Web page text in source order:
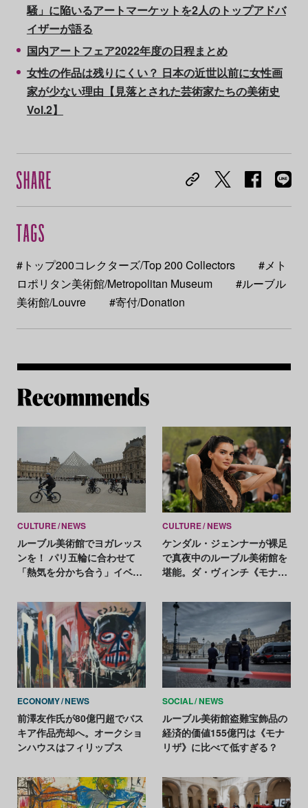
騒」に陥いるアートマーケットを2人のトップアドバ
イザーが語る
国内アートフェア2022年度の日程まとめ
女性の作品は残りにくい？ 日本の近世以前に女性画
家が少ない理由【見落とされた芸術家たちの美術史
Vol.2】
#トップ200コレクターズ/Top 200 Collectors
#メト
ロポリタン美術館/Metropolitan Museum
#ルーブル
美術館/Louvre
#寄付/Donation
CULTURE NEWS
ルーブル美術館でヨガレッス
ンを！ パリ五輪に合わせて
「熱気を分かち合う」イベン
CULTURE NEWS
ケンダル・ジェンナーが裸足
で真夜中のルーブル美術館を
堪能。ダ・ヴィンチ《モナリ
ECONOMY NEWS
前澤友作氏が80億円超でバス
キア作品売却へ。オークショ
ンハウスはフィリップス
SOCIAL NEWS
ルーブル美術館盗難宝飾品の
経済的価値155億円は《モナ
リザ》に比べて低すぎる？